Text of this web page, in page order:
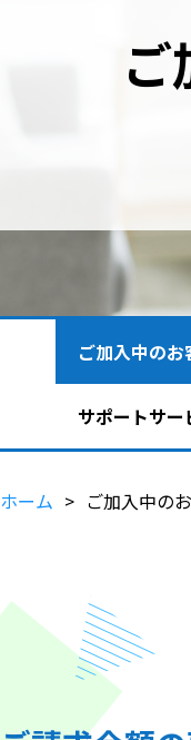
ご加入中のお
サポートサー
ホーム ご加入中の